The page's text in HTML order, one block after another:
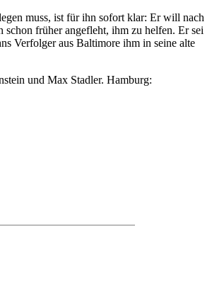
muss, ist für ihn sofort klar: Er will nach
früher angefleht, ihm zu helfen. Er sei
Verfolger aus Baltimore ihm in seine alte
und Max Stadler. Hamburg: